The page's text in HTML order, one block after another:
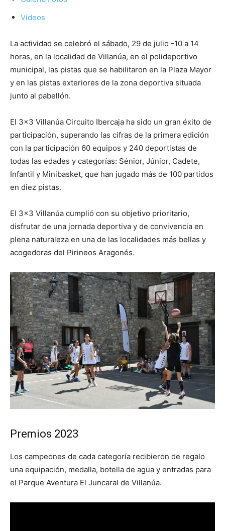
Vídeos
La actividad se celebró el sábado, 29 de julio -10 a 14
horas, en la localidad de Villanúa, en el polideportivo
municipal, las pistas que se habilitaron en la Plaza Mayor
y en las pistas exteriores de la zona deportiva situada
junto al pabellón.
El 3×3 Villanúa Circuito Ibercaja ha sido un gran éxito de
participación, superando las cifras de la primera edición
con la participación 60 equipos y 240 deportistas de
todas las edades y categorías: Sénior, Júnior, Cadete,
Infantil y Minibasket, que han jugado más de 100 partidos
en diez pistas.
El 3×3 Villanúa cumplió con su objetivo prioritario,
disfrutar de una jornada deportiva y de convivencia en
plena naturaleza en una de las localidades más bellas y
acogedoras del Pirineos Aragonés.
Premios 2023
Los campeones de cada categoría recibieron de regalo
una equipación, medalla, botella de agua y entradas para
el Parque Aventura El Juncaral de Villanúa.